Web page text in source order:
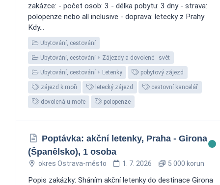
zakázce: - počet osob: 3 - délka pobytu: 3 dny - strava:
polopenze nebo all inclusive - doprava: letecky z Prahy
Kdy...
Ubytování, cestování
Ubytování, cestování Zájezdy a dovolené - svět
Ubytování, cestování Letenky pobytový zájezd
zájezd k moři letecký zájezd cestovní kancelář
dovolená u moře polopenze
Poptávka: akční letenky, Praha - Girona
(Španělsko), 1 osoba
okres Ostrava-město 1. 7. 2026 5 000 korun
Popis zakázky: Sháním akční letenky do destinace Girona